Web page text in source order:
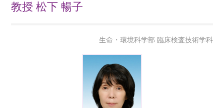
教授 松下 暢子
生命・環境科学部 臨床検査技術学科